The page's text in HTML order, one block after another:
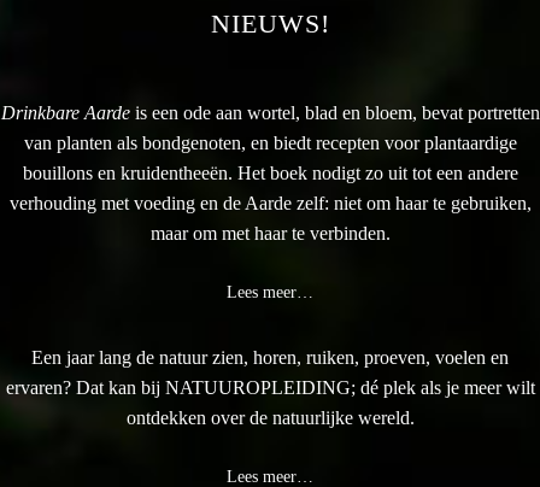
NIEUWS!
Drinkbare Aarde is een ode aan wortel, blad en bloem, bevat portretten
van planten als bondgenoten, en biedt recepten voor plantaardige
bouillons en kruidentheeën. Het boek nodigt zo uit tot een andere
verhouding met voeding en de Aarde zelf: niet om haar te gebruiken,
maar om met haar te verbinden.
Lees meer…
Een jaar lang de natuur zien, horen, ruiken, proeven, voelen en
ervaren? Dat kan bij NATUUROPLEIDING; dé plek als je meer wilt
ontdekken over de natuurlijke wereld.
Lees meer…